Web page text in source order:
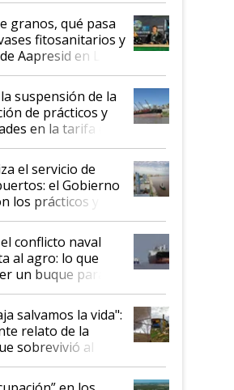
granos, qué pasa
fitosanitarios y
Aapresid en La
suspensión de la
de prácticos y
en la tarifa de
el servicio de
el Gobierno
los prácticos y
decreto de
conflicto naval
al agro: lo que
un buque parado
de que Argentina
sucio"
salvamos la vida":
relato de la
sobrevivió al